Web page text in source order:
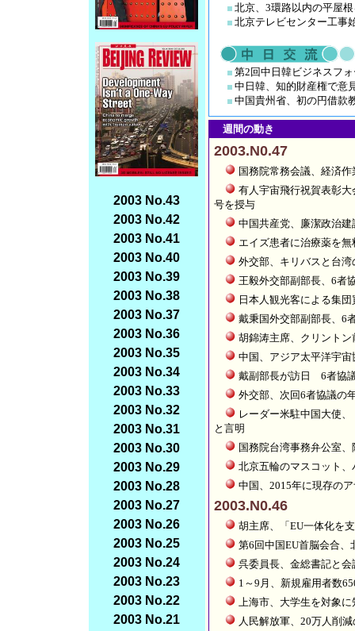
2003 No.43
2003 No.42
2003 No.41
2003 No.40
2003 No.39
2003 No.38
2003 No.37
2003 No.36
2003 No.35
2003 No.34
2003 No.33
2003 No.32
2003 No.31
2003 No.30
2003 No.29
2003 No.28
2003 No.27
2003 No.26
2003 No.25
2003 No.24
2003 No.23
2003 No.22
2003 No.21
北京、3環路以内の平屋
北京テレビセンター工事
第2回中日韓ビジネスフ
中日韓、知的財産権で意
中国貴州省、初の円借款
週間の動き
2003.N0.47
国務院常務会議、経済作
有人宇宙飛行祝賀表彰
号を授与
中国共産党、廉潔政治
エイズ患者に治療薬を無
外交部、キリバスと台
王毅外交部副部長、6者
日本人観光客による集
戴秉国外交部副部長、6
胡錦涛主席、クリント
中国、アジア太平洋宇
戴副部長が訪日 6者協
外交部、次回6者協議の
レーダー米駐中国大使
と言明
国務院台湾事務弁公室
北京五輪のマスコット
中国、2015年に現存の
2003.N0.46
胡主席、「EU一体化を
第6回中国EU首脳会合、
呉委員長、金総書記と会
1～9月、新規雇用者数
上海市、大学生を対象
人民解放軍、20万人削